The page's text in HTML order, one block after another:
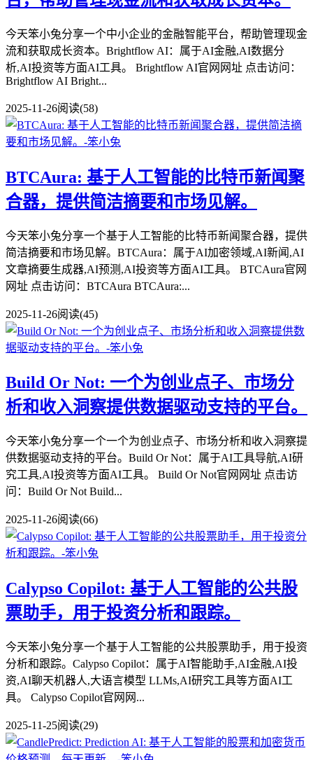
今天笨小兔分享一个中小企业的金融智能平台，帮助管理现金
流和获取成长资本。Brightflow AI：属于AI金融,AI数据分
析,AI投资等方面AI工具。 Brightflow AI官网网址 点击访问：
Brightflow AI Bright...
2025-11-26阅读(58)
BTCAura: 基于人工智能的比特币新闻聚
合器，提供简洁摘要和市场见解。
今天笨小兔分享一个基于人工智能的比特币新闻聚合器，提供
简洁摘要和市场见解。BTCAura：属于AI加密领域,AI新闻,AI
文章摘要生成器,AI预测,AI投资等方面AI工具。 BTCAura官网
网址 点击访问：BTCAura BTCAura:...
2025-11-26阅读(45)
Build Or Not: 一个为创业点子、市场分
析和收入洞察提供数据驱动支持的平台。
今天笨小兔分享一个一个为创业点子、市场分析和收入洞察提
供数据驱动支持的平台。Build Or Not：属于AI工具导航,AI研
究工具,AI投资等方面AI工具。 Build Or Not官网网址 点击访
问：Build Or Not Build...
2025-11-26阅读(66)
Calypso Copilot: 基于人工智能的公共股
票助手，用于投资分析和跟踪。
今天笨小兔分享一个基于人工智能的公共股票助手，用于投资
分析和跟踪。Calypso Copilot：属于AI智能助手,AI金融,AI投
资,AI聊天机器人,大语言模型 LLMs,AI研究工具等方面AI工
具。 Calypso Copilot官网网...
2025-11-25阅读(29)